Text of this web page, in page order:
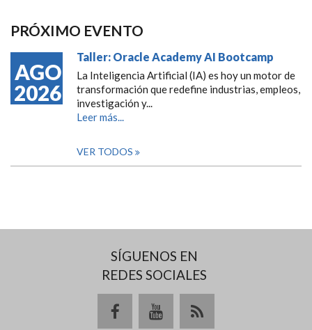
PRÓXIMO EVENTO
AGO
2026
Taller: Oracle Academy AI Bootcamp
La Inteligencia Artificial (IA) es hoy un motor de
transformación que redefine industrias, empleos,
investigación y...
Leer más...
VER TODOS
SÍGUENOS EN
REDES SOCIALES